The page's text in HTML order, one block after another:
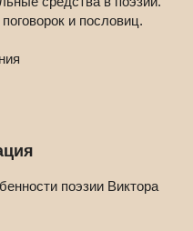
и пословиц.
поэзии Виктора